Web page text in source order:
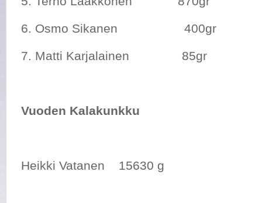
6. Osmo Sikanen 400gr
7. Matti Karjalainen 85gr
Vuoden Kalakunkku
Heikki Vatanen 15630 g